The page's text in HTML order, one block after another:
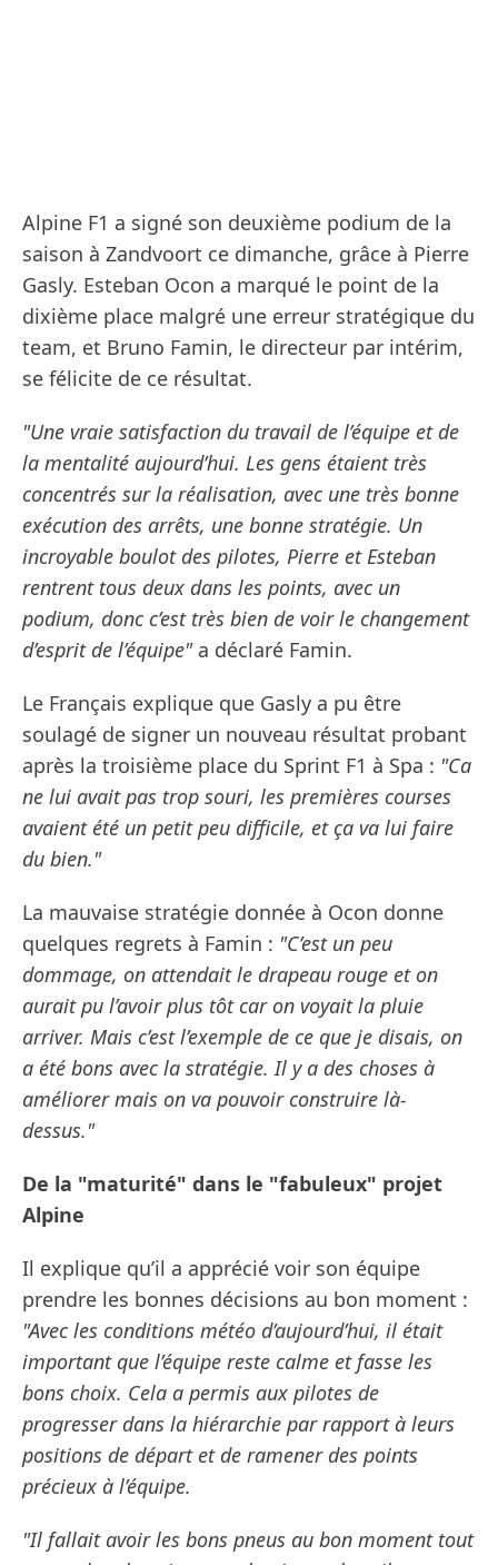
Alpine F1 a signé son deuxième podium de la
saison à Zandvoort ce dimanche, grâce à Pierre
Gasly. Esteban Ocon a marqué le point de la
dixième place malgré une erreur stratégique du
team, et Bruno Famin, le directeur par intérim,
se félicite de ce résultat.
"Une vraie satisfaction du travail de l’équipe et de
la mentalité aujourd’hui. Les gens étaient très
concentrés sur la réalisation, avec une très bonne
exécution des arrêts, une bonne stratégie. Un
incroyable boulot des pilotes, Pierre et Esteban
rentrent tous deux dans les points, avec un
podium, donc c’est très bien de voir le changement
d’esprit de l’équipe" a déclaré Famin.
Le Français explique que Gasly a pu être
soulagé de signer un nouveau résultat probant
après la troisième place du Sprint F1 à Spa : "Ca
ne lui avait pas trop souri, les premières courses
avaient été un petit peu difficile, et ça va lui faire
du bien."
La mauvaise stratégie donnée à Ocon donne
quelques regrets à Famin : "C’est un peu
dommage, on attendait le drapeau rouge et on
aurait pu l’avoir plus tôt car on voyait la pluie
arriver. Mais c’est l’exemple de ce que je disais, on
a été bons avec la stratégie. Il y a des choses à
améliorer mais on va pouvoir construire là-
dessus."
De la "maturité" dans le "fabuleux" projet
Alpine
Il explique qu’il a apprécié voir son équipe
prendre les bonnes décisions au bon moment :
"Avec les conditions météo d’aujourd’hui, il était
important que l’équipe reste calme et fasse les
bons choix. Cela a permis aux pilotes de
progresser dans la hiérarchie par rapport à leurs
positions de départ et de ramener des points
précieux à l’équipe.
"Il fallait avoir les bons pneus au bon moment tout